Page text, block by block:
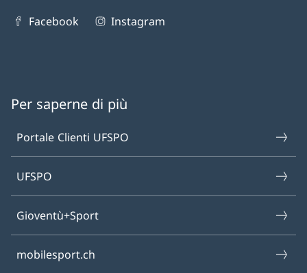
Facebook Instagram
Per saperne di più
Portale Clienti UFSPO
UFSPO
Gioventù+Sport
mobilesport.ch